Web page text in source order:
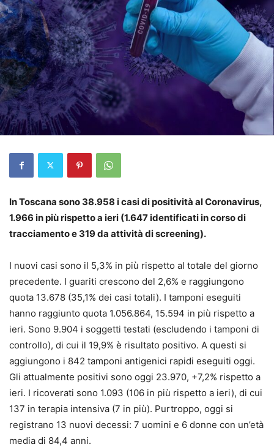
In Toscana sono 38.958 i casi di positività al Coronavirus,
1.966 in più rispetto a ieri (1.647 identificati in corso di
tracciamento e 319 da attività di screening).
I nuovi casi sono il 5,3% in più rispetto al totale del giorno
precedente. I guariti crescono del 2,6% e raggiungono
quota 13.678 (35,1% dei casi totali). I tamponi eseguiti
hanno raggiunto quota 1.056.864, 15.594 in più rispetto a
ieri. Sono 9.904 i soggetti testati (escludendo i tamponi di
controllo), di cui il 19,9% è risultato positivo. A questi si
aggiungono i 842 tamponi antigenici rapidi eseguiti oggi.
Gli attualmente positivi sono oggi 23.970, +7,2% rispetto a
ieri. I ricoverati sono 1.093 (106 in più rispetto a ieri), di cui
137 in terapia intensiva (7 in più). Purtroppo, oggi si
registrano 13 nuovi decessi: 7 uomini e 6 donne con un’età
media di 84,4 anni.